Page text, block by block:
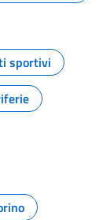
sportivi